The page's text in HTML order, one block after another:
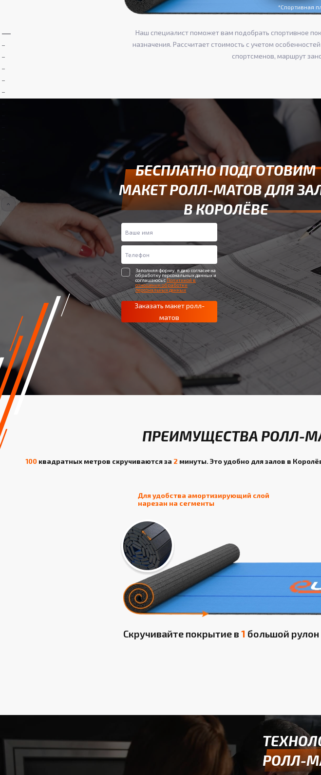
*Спортивная
Наш специалист поможет вам подобрать спортивное
назначения. Рассчитает стоимость с учетом
спортсменов, маршрут
БЕСПЛАТНО ПОДГОТОВИМ
МАКЕТ РОЛЛ-МАТОВ ДЛЯ
В КОРОЛЁВЕ
Заполняя форму, я даю согласие на
обработку персональных данных и
соглашаюсь с Политикой в
отношении обработки
персональных данных
Заказать макет ролл-
матов
ПРЕИМУЩЕСТВА РОЛЛ-
100 квадратных метров скручиваются за 2 минуты. Это удобно для залов в
Скручивайте покрытие в 1 большой рулон
Для удобства амортизирующий слой
нарезан на сегменты
РОЛЛ-